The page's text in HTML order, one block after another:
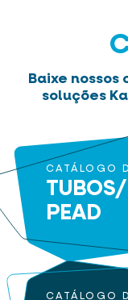
Baixe
soluções
CATÁLOGO
PEAD
CATÁLOGO